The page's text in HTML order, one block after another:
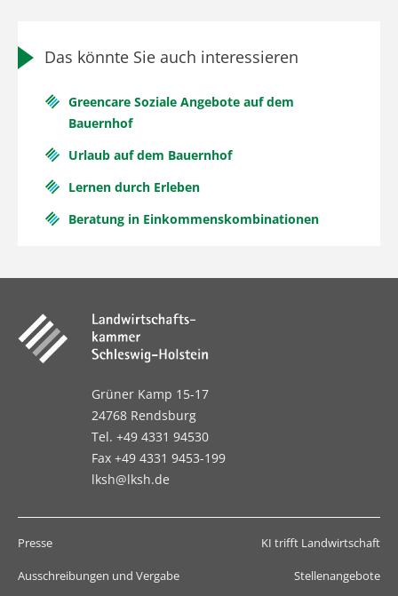
Das könnte Sie auch interessieren
Greencare Soziale Angebote auf dem
Bauernhof
Urlaub auf dem Bauernhof
Lernen durch Erleben
Beratung in Einkommenskombinationen
Grüner Kamp 15-17
24768 Rendsburg
Tel. +49 4331 94530
Fax +49 4331 9453-199
lksh@lksh.de
Presse KI trifft Landwirtschaft
Ausschreibungen und Vergabe Stellenangebote